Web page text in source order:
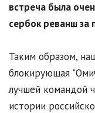
встреча была
сербок реванш за
Таким образом,
блокирующая
лучшей командой
истории